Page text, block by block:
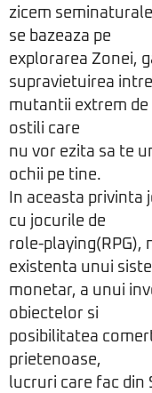
zicem
se bazeaza pe
explorarea Zonei,
supravietuirea intre
mutantii extrem
ostili care
nu vor ezita sa te
ochii pe tine.
In aceasta
cu jocurile de
role-playing(RPG),
existenta unui
monetar, a unui
obiectelor si
posibilitatea
prietenoase,
lucruri care fac din